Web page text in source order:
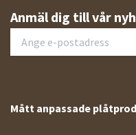
Anmäl dig till vår
Mått anpassade